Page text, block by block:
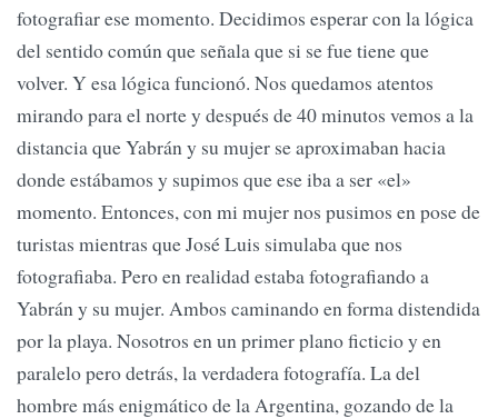
fotografiar ese momento. Decidimos esperar con la lógica
del sentido común que señala que si se fue tiene que
volver. Y esa lógica funcionó. Nos quedamos atentos
mirando para el norte y después de 40 minutos vemos a la
distancia que Yabrán y su mujer se aproximaban hacia
donde estábamos y supimos que ese iba a ser «el»
momento. Entonces, con mi mujer nos pusimos en pose de
turistas mientras que José Luis simulaba que nos
fotografiaba. Pero en realidad estaba fotografiando a
Yabrán y su mujer. Ambos caminando en forma distendida
por la playa. Nosotros en un primer plano ficticio y en
paralelo pero detrás, la verdadera fotografía. La del
hombre más enigmático de la Argentina, gozando de la